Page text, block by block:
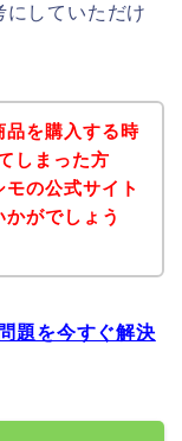
していただけ
品を購入する時
しまった方
の公式サイト
がでしょう
題を今すぐ解決